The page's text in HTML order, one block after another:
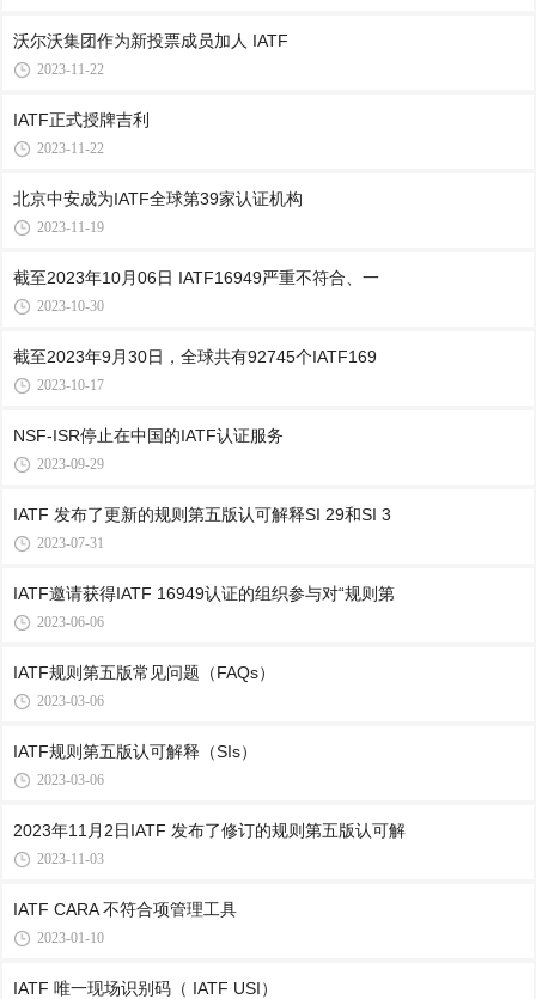
沃尔沃集团作为新投票成员加人 IATF
2023-11-22
IATF正式授牌吉利
2023-11-22
北京中安成为IATF全球第39家认证机构
2023-11-19
截至2023年10月06日 IATF16949严重不符合、一
2023-10-30
截至2023年9月30日，全球共有92745个IATF169
2023-10-17
NSF-ISR停止在中国的IATF认证服务
2023-09-29
IATF 发布了更新的规则第五版认可解释SI 29和SI 3
2023-07-31
IATF邀请获得IATF 16949认证的组织参与对“规则第
2023-06-06
IATF规则第五版常见问题（FAQs）
2023-03-06
IATF规则第五版认可解释（SIs）
2023-03-06
2023年11月2日IATF 发布了修订的规则第五版认可解
2023-11-03
IATF CARA 不符合项管理工具
2023-01-10
IATF 唯一现场识别码（ IATF USI）